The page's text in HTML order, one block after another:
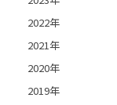
2022年
2021年
2020年
2019年